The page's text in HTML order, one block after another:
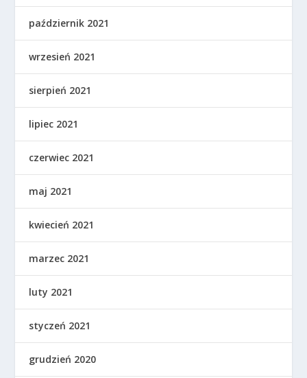
październik 2021
wrzesień 2021
sierpień 2021
lipiec 2021
czerwiec 2021
maj 2021
kwiecień 2021
marzec 2021
luty 2021
styczeń 2021
grudzień 2020